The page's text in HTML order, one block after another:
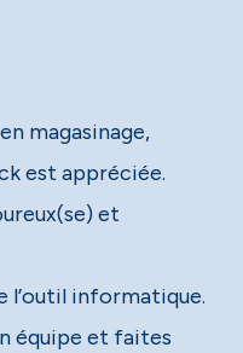
magasinage,
est appréciée.
et
l’outil informatique.
équipe et faites